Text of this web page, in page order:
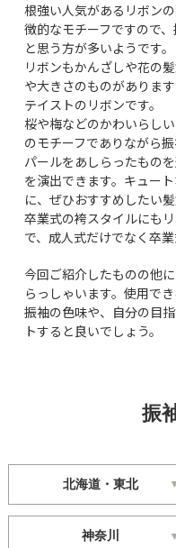
根強い人気があるリボン
徴的なモチーフですので
と思う方が多いようです。
リボンもかんざしや花の
や大きさのものがありま
テイストのリボンです。
桜や梅などのかわいらし
のモチーフでありながら
パールをあしらったもの
を演出できます。キュー
に、ぜひおすすめしたい髪
卒業式の袴スタイルにも
で、成人式だけでなく卒
今回ご紹介したものの他
らっしゃいます。使用で
振袖の色味や、自分の目
トすると良いでしょう。
振
北海道・東北
神奈川